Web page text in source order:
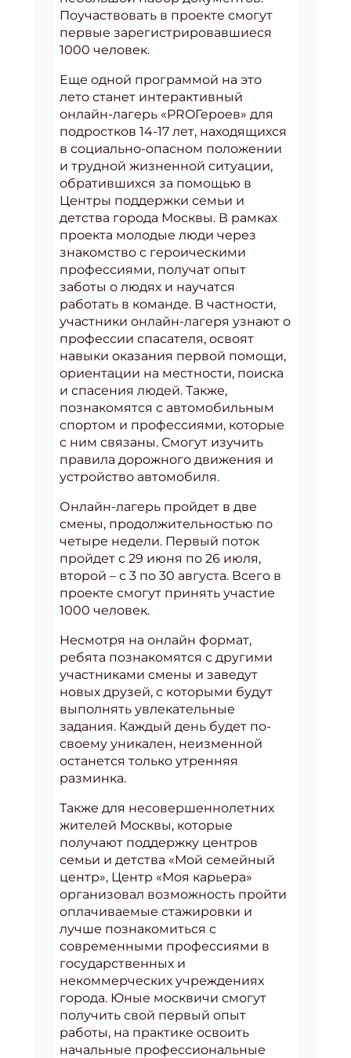
Поучаствовать в проекте смогут
первые зарегистрировавшиеся
1000 человек.
Еще одной программой на это
лето станет интерактивный
онлайн-лагерь «PROГероев» для
подростков 14-17 лет, находящихся
в социально-опасном положении
и трудной жизненной ситуации,
обратившихся за помощью в
Центры поддержки семьи и
детства города Москвы. В рамках
проекта молодые люди через
знакомство с героическими
профессиями, получат опыт
заботы о людях и научатся
работать в команде. В частности,
участники онлайн-лагеря узнают о
профессии спасателя, освоят
навыки оказания первой помощи,
ориентации на местности, поиска
и спасения людей. Также,
познакомятся с автомобильным
спортом и профессиями, которые
с ним связаны. Смогут изучить
правила дорожного движения и
устройство автомобиля.
Онлайн-лагерь пройдет в две
смены, продолжительностью по
четыре недели. Первый поток
пройдет с 29 июня по 26 июля,
второй – с 3 по 30 августа. Всего в
проекте смогут принять участие
1000 человек.
Несмотря на онлайн формат,
ребята познакомятся с другими
участниками смены и заведут
новых друзей, с которыми будут
выполнять увлекательные
задания. Каждый день будет по-
своему уникален, неизменной
останется только утренняя
разминка.
Также для несовершеннолетних
жителей Москвы, которые
получают поддержку центров
семьи и детства «Мой семейный
центр», Центр «Моя карьера»
организовал возможность пройти
оплачиваемые стажировки и
лучше познакомиться с
современными профессиями в
государственных и
некоммерческих учреждениях
города. Юные москвичи смогут
получить свой первый опыт
работы, на практике освоить
начальные профессиональные